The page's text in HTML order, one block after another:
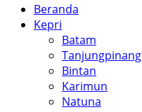
Beranda
Kepri
Batam
Tanjungpinang
Bintan
Karimun
Natuna